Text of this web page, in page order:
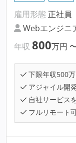
雇用形態 正社員
Webエンジニ
年収 800万円
下限年収500
アジャイル開
自社サービス
フルリモート